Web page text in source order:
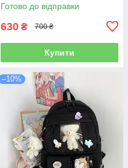
Готово до відправки
630 ₴ 700 ₴
Купити
–10%